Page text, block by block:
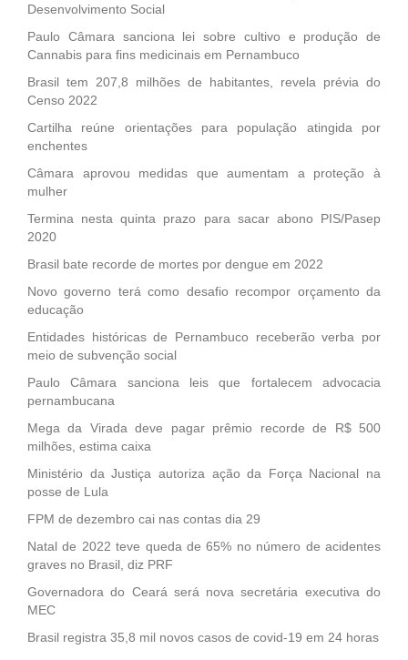
Desenvolvimento Social
Paulo Câmara sanciona lei sobre cultivo e produção de
Cannabis para fins medicinais em Pernambuco
Brasil tem 207,8 milhões de habitantes, revela prévia do
Censo 2022
Cartilha reúne orientações para população atingida por
enchentes
Câmara aprovou medidas que aumentam a proteção à
mulher
Termina nesta quinta prazo para sacar abono PIS/Pasep
2020
Brasil bate recorde de mortes por dengue em 2022
Novo governo terá como desafio recompor orçamento da
educação
Entidades históricas de Pernambuco receberão verba por
meio de subvenção social
Paulo Câmara sanciona leis que fortalecem advocacia
pernambucana
Mega da Virada deve pagar prêmio recorde de R$ 500
milhões, estima caixa
Ministério da Justiça autoriza ação da Força Nacional na
posse de Lula
FPM de dezembro cai nas contas dia 29
Natal de 2022 teve queda de 65% no número de acidentes
graves no Brasil, diz PRF
Governadora do Ceará será nova secretária executiva do
MEC
Brasil registra 35,8 mil novos casos de covid-19 em 24 horas